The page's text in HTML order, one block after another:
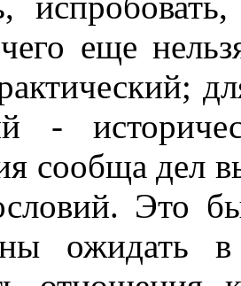
еще
-
сообща дел
Это
ожидать в